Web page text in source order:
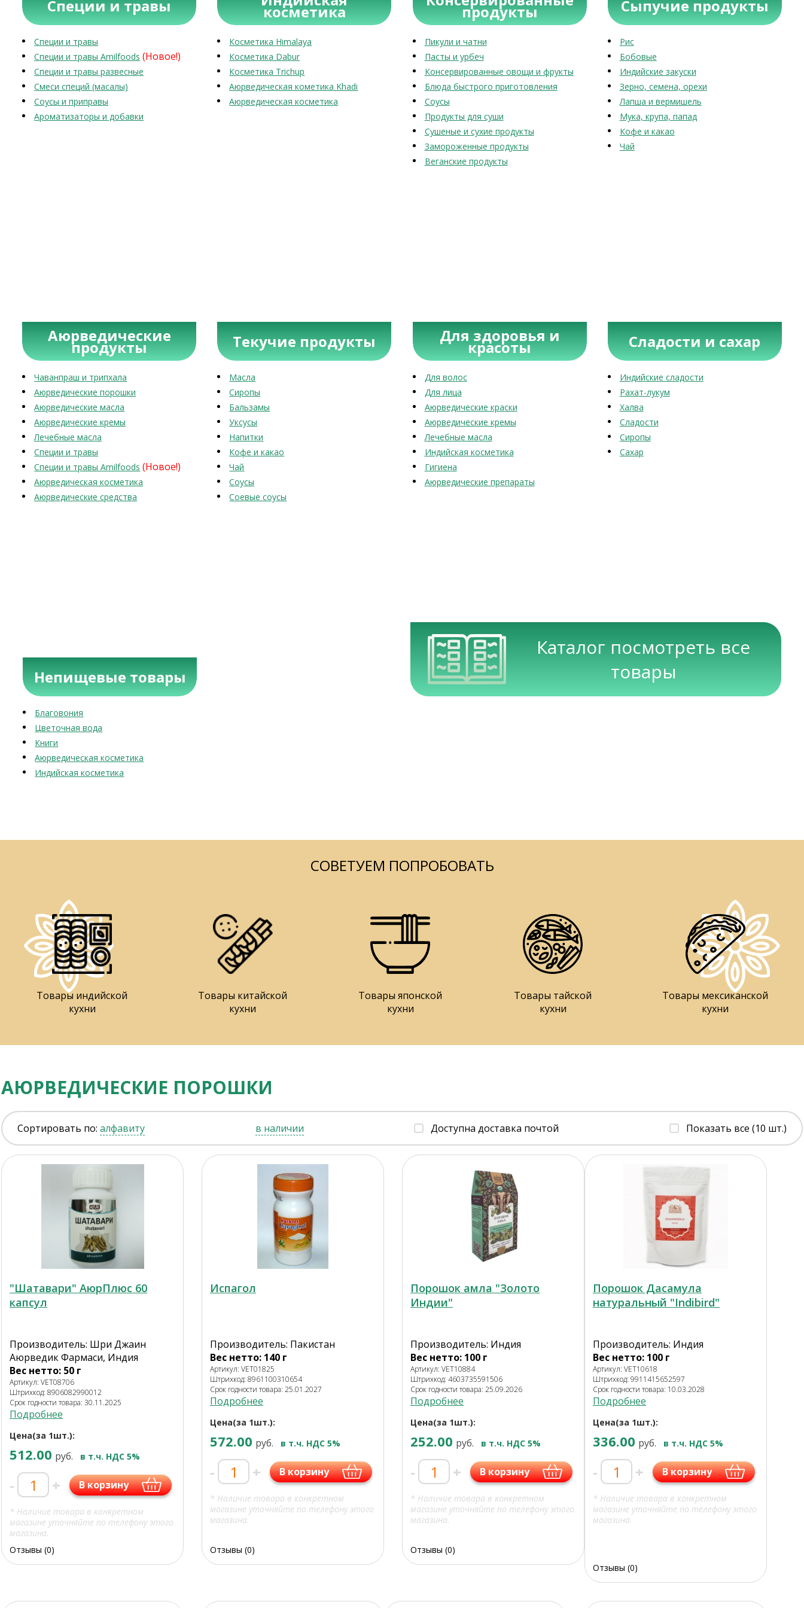
Специи и травы
Специи и травы
Специи и травы Amilfoods (Новое!)
Специи и травы развесные
Смеси специй (масалы)
Соусы и приправы
Ароматизаторы и добавки
косметика
Косметика Himalaya
Косметика Dabur
Косметика Trichup
Аюрведическая кометика Khadi
Аюрведическая косметика
продукты
Пикули и чатни
Пасты и урбеч
Консервированные овощи и фрукты
Блюда быстрого приготовления
Соусы
Продукты для суши
Сушеные и сухие продукты
Замороженные продукты
Веганские продукты
Сыпучие продукты
Рис
Бобовые
Индийские закуски
Зерно, семена, орехи
Лапша и вермишель
Мука, крупа, папад
Кофе и какао
Чай
Аюрведические
продукты
Чаванпраш и трипхала
Аюрведические порошки
Аюрведические масла
Аюрведические кремы
Лечебные масла
Специи и травы
Специи и травы Amilfoods (Новое!)
Аюрведическая косметика
Аюрведические средства
Текучие продукты
Масла
Сиропы
Бальзамы
Уксусы
Напитки
Кофе и какао
Чай
Соусы
Соевые соусы
Для здоровья и
красоты
Для волос
Для лица
Аюрведические краски
Аюрведические кремы
Лечебные масла
Индийская косметика
Гигиена
Аюрведические препараты
Сладости и сахар
Индийские сладости
Рахат-лукум
Халва
Сладости
Сиропы
Сахар
Непищевые товары
Благовония
Цветочная вода
Книги
Аюрведическая косметика
Индийская косметика
Каталог посмотреть все
товары
СОВЕТУЕМ ПОПРОБОВАТЬ
Товары индийской
кухни
Товары китайской
кухни
Товары японской
кухни
Товары тайской
кухни
Товары мексиканской
кухни
АЮРВЕДИЧЕСКИЕ ПОРОШКИ
Сортировать по: алфавиту в наличии Доступна доставка почтой Показать все (10 шт.)
"Шатавари" АюрПлюс 60
капсул
Производитель: Шри Джаин
Аюрведик Фармаси, Индия
Вес нетто: 50 г
Артикул: VET08706
Штрихкод: 8906082990012
Срок годности товара: 30.11.2025
Подробнее
Цена(за 1шт.):
512.00 руб. в т.ч. НДС 5%
- + В корзину
* Наличие товара в конкретном
магазине уточняйте по телефону этого
магазина.
Отзывы (0)
Испагол
Производитель: Пакистан
Вес нетто: 140 г
Артикул: VET01825
Штрихкод: 8961100310654
Срок годности товара: 25.01.2027
Подробнее
Цена(за 1шт.):
572.00 руб. в т.ч. НДС 5%
- + В корзину
* Наличие товара в конкретном
магазине уточняйте по телефону этого
магазина.
Отзывы (0)
Порошок амла "Золото
Индии"
Производитель: Индия
Вес нетто: 100 г
Артикул: VET10884
Штрихкод: 4603735591506
Срок годности товара: 25.09.2026
Подробнее
Цена(за 1шт.):
252.00 руб. в т.ч. НДС 5%
- + В корзину
* Наличие товара в конкретном
магазине уточняйте по телефону этого
магазина.
Отзывы (0)
Порошок Дасамула
натуральный "Indibird"
Производитель: Индия
Вес нетто: 100 г
Артикул: VET10618
Штрихкод: 9911415652597
Срок годности товара: 10.03.2028
Подробнее
Цена(за 1шт.):
336.00 руб. в т.ч. НДС 5%
- + В корзину
* Наличие товара в конкретном
магазине уточняйте по телефону этого
магазина.
Отзывы (0)